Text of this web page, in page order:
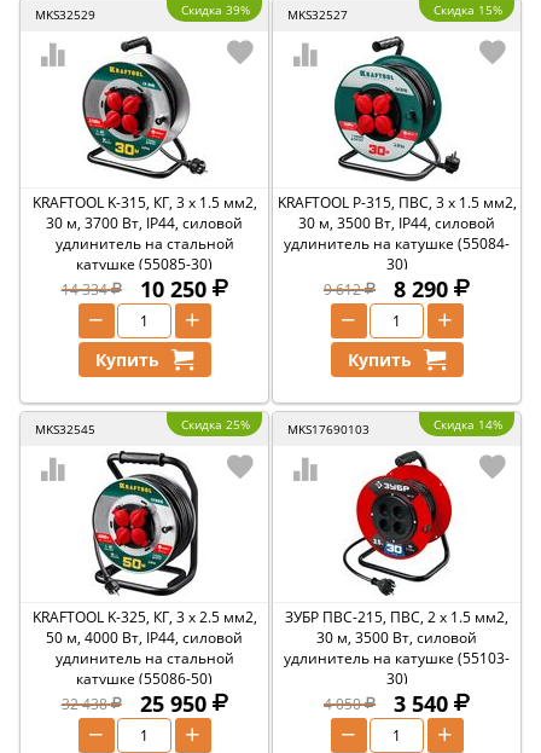
MKS32529 Скидка 39%
KRAFTOOL K-315, КГ, 3 x 1.5 мм2,
30 м, 3700 Вт, IP44, силовой
удлинитель на стальной
катушке (55085-30)
14 334
10 250
+
−
Купить
MKS32527 Скидка 15%
KRAFTOOL P-315, ПВС, 3 x 1.5 мм2,
30 м, 3500 Вт, IP44, силовой
удлинитель на катушке (55084-
30)
9 612
8 290
+
−
Купить
MKS32545 Скидка 25%
KRAFTOOL K-325, КГ, 3 х 2.5 мм2,
50 м, 4000 Вт, IP44, силовой
удлинитель на стальной
катушке (55086-50)
32 438
25 950
+
−
MKS17690103 Скидка 14%
ЗУБР ПВС-215, ПВС, 2 х 1.5 мм2,
30 м, 3500 Вт, силовой
удлинитель на катушке (55103-
30)
4 050
3 540
+
−